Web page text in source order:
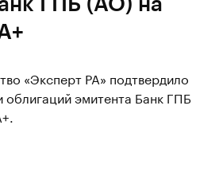
«Эксперт РА» подтвердило
облигаций эмитента Банк ГПБ